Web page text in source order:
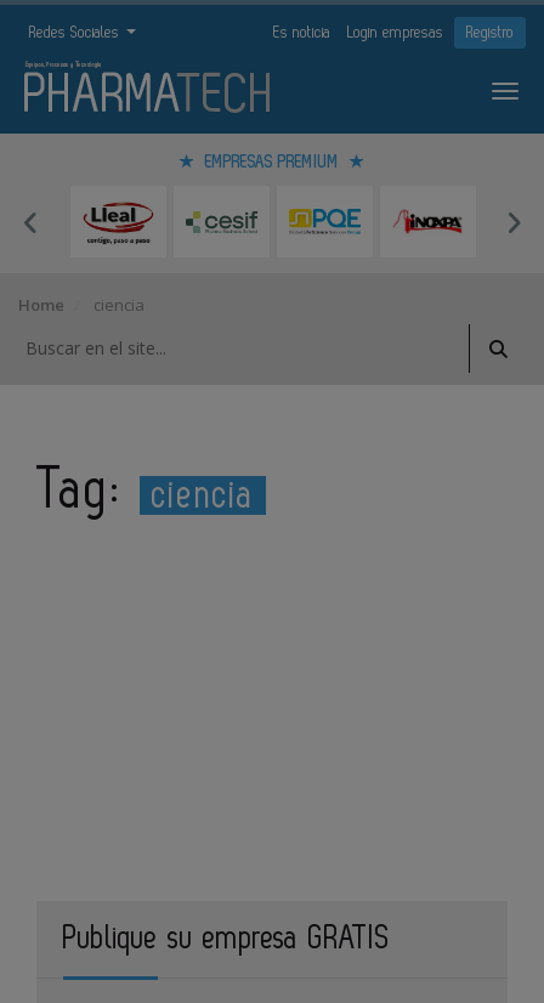
Redes Sociales Es noticia Login empresas Registro
EMPRESAS PREMIUM
Home ciencia
Tag: ciencia
Publique su empresa GRATIS